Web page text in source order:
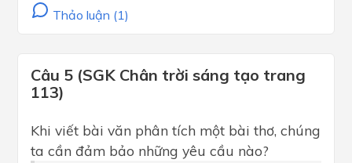
Thảo luận (1)
Câu 5 (SGK Chân trời sáng tạo trang
113)
Khi viết bài văn phân tích một bài thơ, chúng
ta cần đảm bảo những yêu cầu nào?